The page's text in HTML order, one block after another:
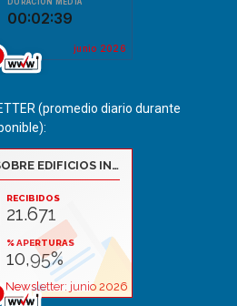
(promedio diario durante